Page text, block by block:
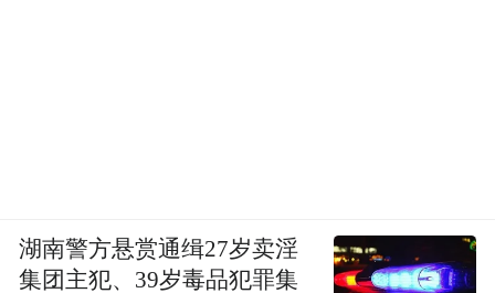
湖南警方悬赏通缉27岁卖淫
集团主犯、39岁毒品犯罪集